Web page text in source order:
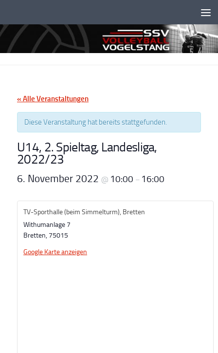
« Alle Veranstaltungen
Diese Veranstaltung hat bereits stattgefunden.
U14, 2. Spieltag, Landesliga,
2022/23
6. November 2022 @ 10:00 – 16:00
TV-Sporthalle (beim Simmelturm), Bretten
Withumanlage 7
Bretten, 75015
Google Karte anzeigen